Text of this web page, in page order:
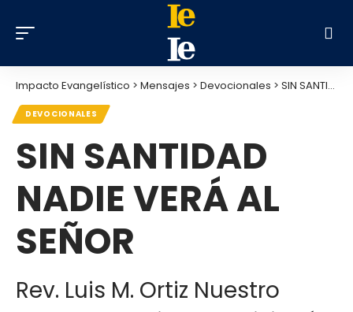
Impacto Evangelístico > Mensajes > Devocionales > SIN SANTIDAD NADIE VERÁ AL SEÑOR
DEVOCIONALES
SIN SANTIDAD
NADIE VERÁ AL
SEÑOR
Rev. Luis M. Ortiz Nuestro